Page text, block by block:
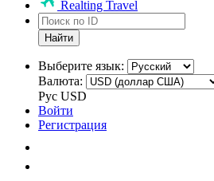
Realting Travel
Найти
Выберите язык:
Валюта:
Рус USD
Войти
Регистрация